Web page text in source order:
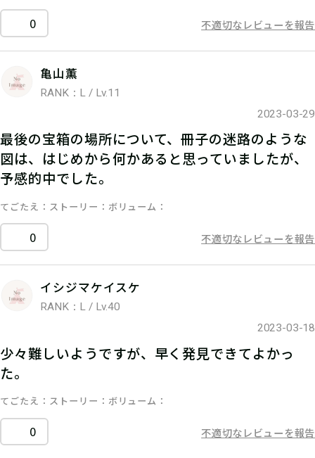
0 不適切なレビューを報告
亀山薫
RANK：L / Lv.11
2023-03-29
最後の宝箱の場所について、冊子の迷路のような
図は、はじめから何かあると思っていましたが、
予感的中でした。
てごたえ ストーリー ボリューム
0 不適切なレビューを報告
イシジマケイスケ
RANK：L / Lv.40
2023-03-18
少々難しいようですが、早く発見できてよかっ
た。
てごたえ ストーリー ボリューム
0 不適切なレビューを報告